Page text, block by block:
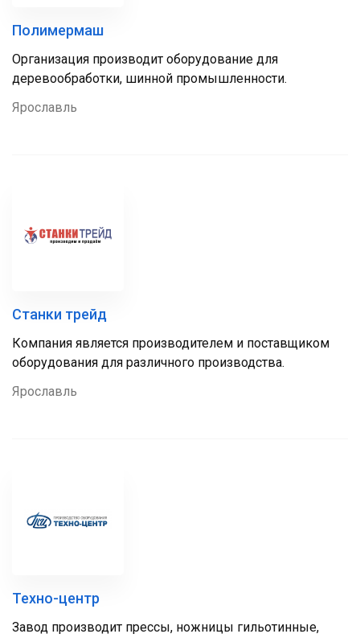
Полимермаш
Организация производит оборудование для
деревообработки, шинной промышленности.
Ярославль
Станки трейд
Компания является производителем и поставщиком
оборудования для различного производства.
Ярославль
Техно-центр
Завод производит прессы, ножницы гильотинные,